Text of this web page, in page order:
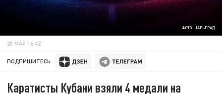
ФОТО: ЦАРЬГРАД
20 МАЯ 16:42
ПОДПИШИТЕСЬ:
Каратисты Кубани взяли 4 медали на